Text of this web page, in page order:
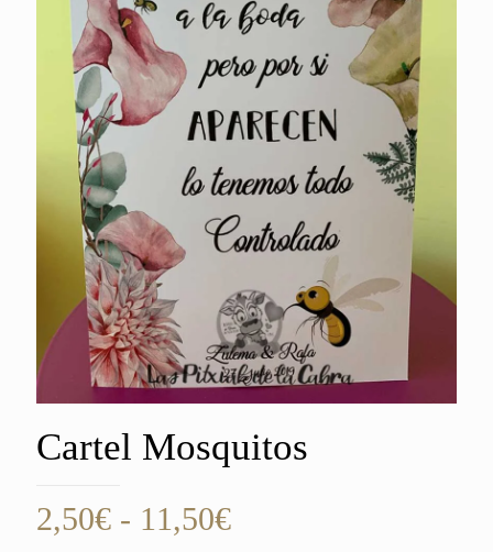
Cartel Mosquitos
2,50€ - 11,50€Rango